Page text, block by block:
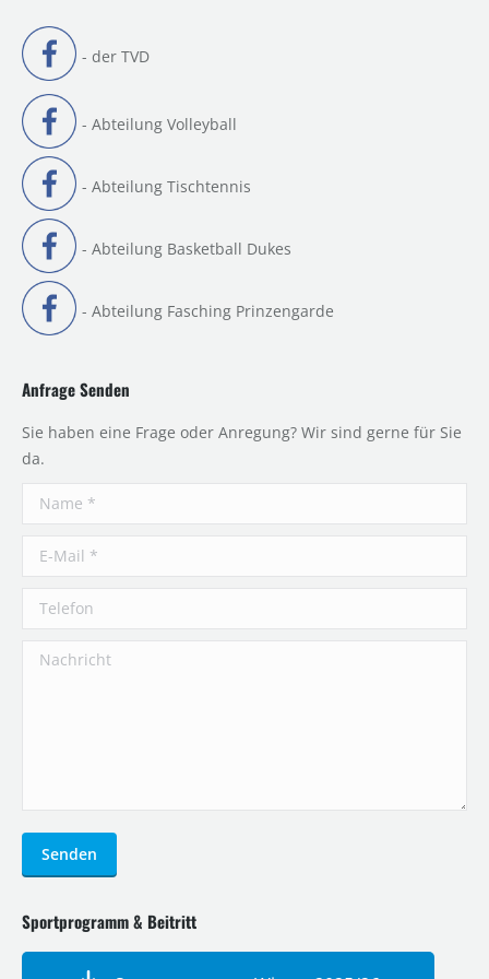
- der TVD
- Abteilung Volleyball
- Abteilung Tischtennis
- Abteilung Basketball Dukes
- Abteilung Fasching Prinzengarde
Anfrage Senden
Sie haben eine Frage oder Anregung? Wir sind gerne für Sie
da.
Name *
E-Mail *
Telefon
Nachricht
Senden
Sportprogramm & Beitritt